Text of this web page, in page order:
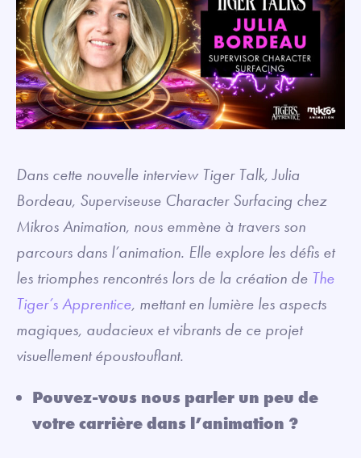
Dans cette nouvelle interview Tiger Talk, Julia
Bordeau, Superviseuse Character Surfacing chez
Mikros Animation, nous emmène à travers son
parcours dans l’animation. Elle explore les défis et
les triomphes rencontrés lors de la création de The
Tiger’s Apprentice, mettant en lumière les aspects
magiques, audacieux et vibrants de ce projet
visuellement époustouflant.
Pouvez-vous nous parler un peu de
votre carrière dans l’animation ?